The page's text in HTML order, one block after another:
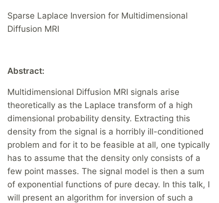
Sparse Laplace Inversion for Multidimensional
Diffusion MRI
Abstract:
Multidimensional Diffusion MRI signals arise
theoretically as the Laplace transform of a high
dimensional probability density. Extracting this
density from the signal is a horribly ill-conditioned
problem and for it to be feasible at all, one typically
has to assume that the density only consists of a
few point masses. The signal model is then a sum
of exponential functions of pure decay. In this talk, I
will present an algorithm for inversion of such a